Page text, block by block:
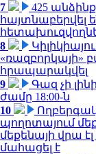
7
425
հայտնաբերվել
8
«ռազբորկայի»
հրապարակվել
9
Գազ չի
ժամը 18:00-ն
10
պողոտայում
մեքենայի վրա
մահացել է